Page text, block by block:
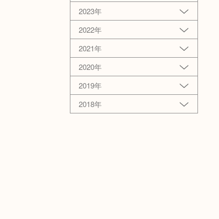
2023年
2022年
2021年
2020年
2019年
2018年